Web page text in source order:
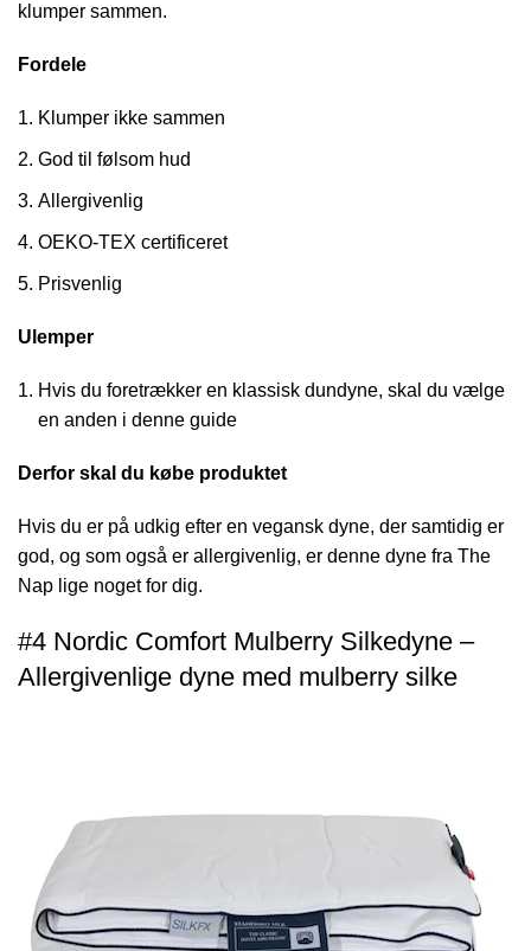
klumper sammen.
Fordele
Klumper ikke sammen
God til følsom hud
Allergivenlig
OEKO-TEX certificeret
Prisvenlig
Ulemper
Hvis du foretrækker en klassisk dundyne, skal du vælge
en anden i denne guide
Derfor skal du købe produktet
Hvis du er på udkig efter en vegansk dyne, der samtidig er
god, og som også er allergivenlig, er denne dyne fra The
Nap lige noget for dig.
#4 Nordic Comfort Mulberry Silkedyne –
Allergivenlige dyne med mulberry silke